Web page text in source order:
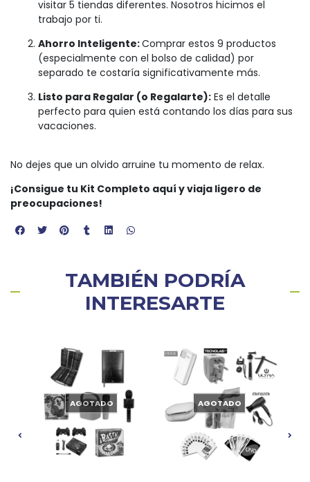
visitar 5 tiendas diferentes. Nosotros hicimos el
trabajo por ti.
Ahorro Inteligente:Comprar estos 9 productos
(especialmente con el bolso de calidad) por
separado te costaría significativamente más.
Listo para Regalar (o Regalarte): Es el detalle
perfecto para quien está contando los días para sus
vacaciones.
No dejes que un olvido arruine tu momento de relax.
¡Consigue tu Kit Completo aquí y viaja ligero de
preocupaciones!
TAMBIÉN PODRÍA
INTERESARTE
AGOTADO AGOTADO